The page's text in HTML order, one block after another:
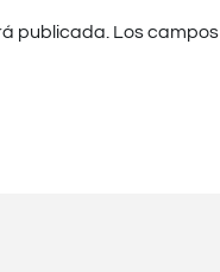
publicada. Los campos